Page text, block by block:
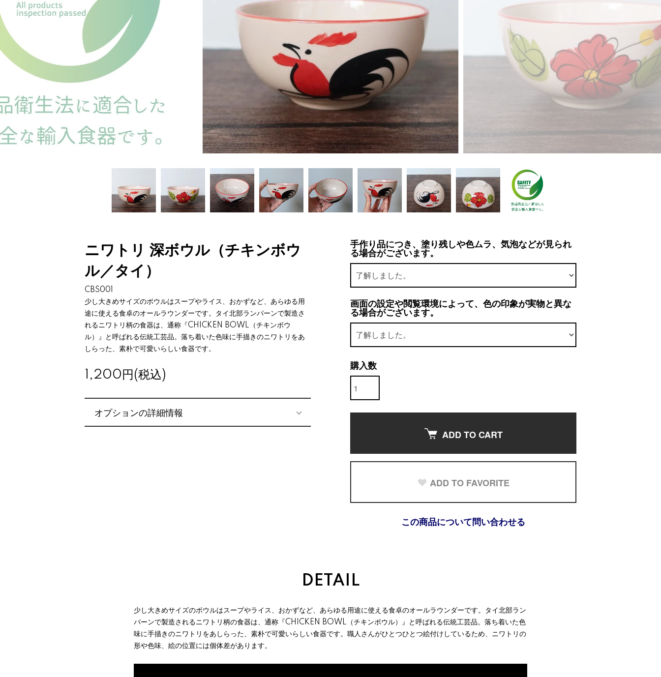
ニワトリ 深ボウル（チキンボウ
ル／タイ）
CBS001
少し大きめサイズのボウルはスープやライス、おかずなど、あらゆる用
途に使える食卓のオールラウンダーです。タイ北部ランパーンで製造さ
れるニワトリ柄の食器は、通称『CHICKEN BOWL（チキンボウ
ル）』と呼ばれる伝統工芸品。落ち着いた色味に手描きのニワトリをあ
しらった、素朴で可愛いらしい食器です。
1,200円(税込)
オプションの詳細情報
手作り品につき、塗り残しや色ムラ、気泡などが見られ
る場合がございます。
画面の設定や閲覧環境によって、色の印象が実物と異な
る場合がございます。
購入数
ADD TO CART
ADD TO FAVORITE
この商品について問い合わせる
DETAIL
少し大きめサイズのボウルはスープやライス、おかずなど、あらゆる用途に使える食卓のオールラウンダーです。タイ北部ラン
パーンで製造されるニワトリ柄の食器は、通称『CHICKEN BOWL（チキンボウル）』と呼ばれる伝統工芸品。落ち着いた色
味に手描きのニワトリをあしらった、素朴で可愛いらしい食器です。職人さんがひとつひとつ絵付けしているため、ニワトリの
形や色味、絵の位置には個体差があります。